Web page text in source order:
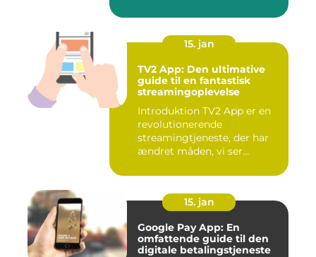
15. jan
TV2 App: Den ultimative
guide til en fantastisk
streamingoplevelse
Introduktion TV2 App er en
revolutionerende
streamingtjeneste, der har
ændret måden, vi ser
15. jan
Google Pay App: En
omfattende guide til den
digitale betalingstjeneste